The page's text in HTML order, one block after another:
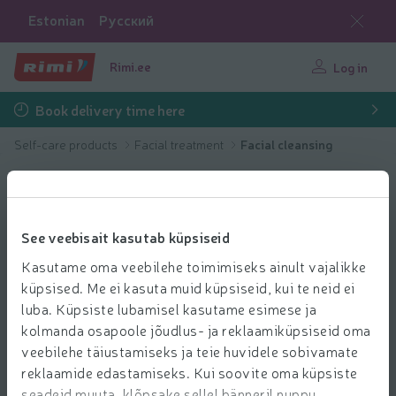
See veebisait kasutab küpsiseid
Kasutame oma veebilehe toimimiseks ainult vajalikke
küpsised. Me ei kasuta muid küpsiseid, kui te neid ei
luba. Küpsiste lubamisel kasutame esimese ja
kolmanda osapoole jõudlus- ja reklaamiküpsiseid oma
veebilehe täiustamiseks ja teie huvidele sobivamate
reklaamide edastamiseks. Kui soovite oma küpsiste
Estonian Русский
Rimi.ee Log in
Book delivery time here
Self-care products Facial treatment Facial cleansing